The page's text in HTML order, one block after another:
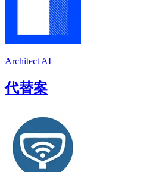
Architect AI
代替案